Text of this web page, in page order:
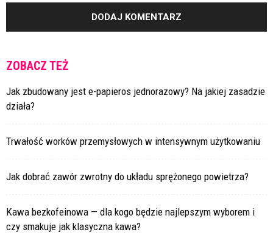
ZOBACZ TEŻ
Jak zbudowany jest e-papieros jednorazowy? Na jakiej zasadzie
działa?
Trwałość worków przemysłowych w intensywnym użytkowaniu
Jak dobrać zawór zwrotny do układu sprężonego powietrza?
Kawa bezkofeinowa — dla kogo będzie najlepszym wyborem i
czy smakuje jak klasyczna kawa?